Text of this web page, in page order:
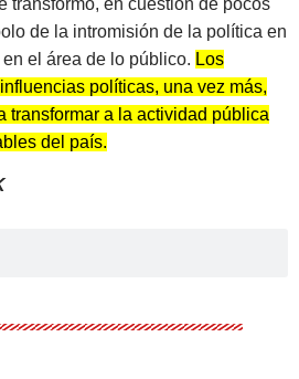
transformó, en cuestión de pocos
de la intromisión de la política en
el área de lo público. Los
políticas, una vez más,
transformar a la actividad pública
del país.